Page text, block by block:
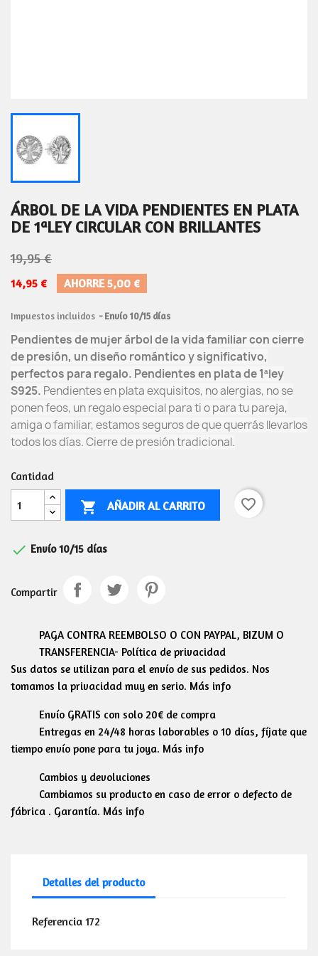
ÁRBOL DE LA VIDA PENDIENTES EN PLATA
DE 1ªLEY CIRCULAR CON BRILLANTES
19,95 €
14,95 € AHORRE 5,00 €
Impuestos incluidos Envío 10/15 días
Pendientes de mujer árbol de la vida familiar con cierre
de presión, un diseño romántico y significativo,
perfectos para regalo. Pendientes en plata de 1ªley
S925. Pendientes en plata exquisitos, no alergias, no se
ponen feos, un regalo especial para ti o para tu pareja,
amiga o familiar, estamos seguros de que querrás llevarlos
todos los días. Cierre de presión tradicional.
Cantidad
 AÑADIR AL CARRITO favorite_border
 Envío 10/15 días
Compartir
PAGA CONTRA REEMBOLSO O CON PAYPAL, BIZUM O
TRANSFERENCIA- Política de privacidad
Sus datos se utilizan para el envío de sus pedidos. Nos
tomamos la privacidad muy en serio. Más info
Envío GRATIS con solo 20€ de compra
Entregas en 24/48 horas laborables o 10 días, fíjate que
tiempo envío pone para tu joya. Más info
Cambios y devoluciones
Cambiamos su producto en caso de error o defecto de
fábrica . Garantía. Más info
Detalles del producto
Referencia 172